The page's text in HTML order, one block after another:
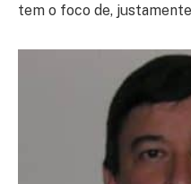
tem o foco de,